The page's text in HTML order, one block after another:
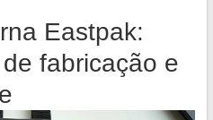
Eastpak:
fabricação e